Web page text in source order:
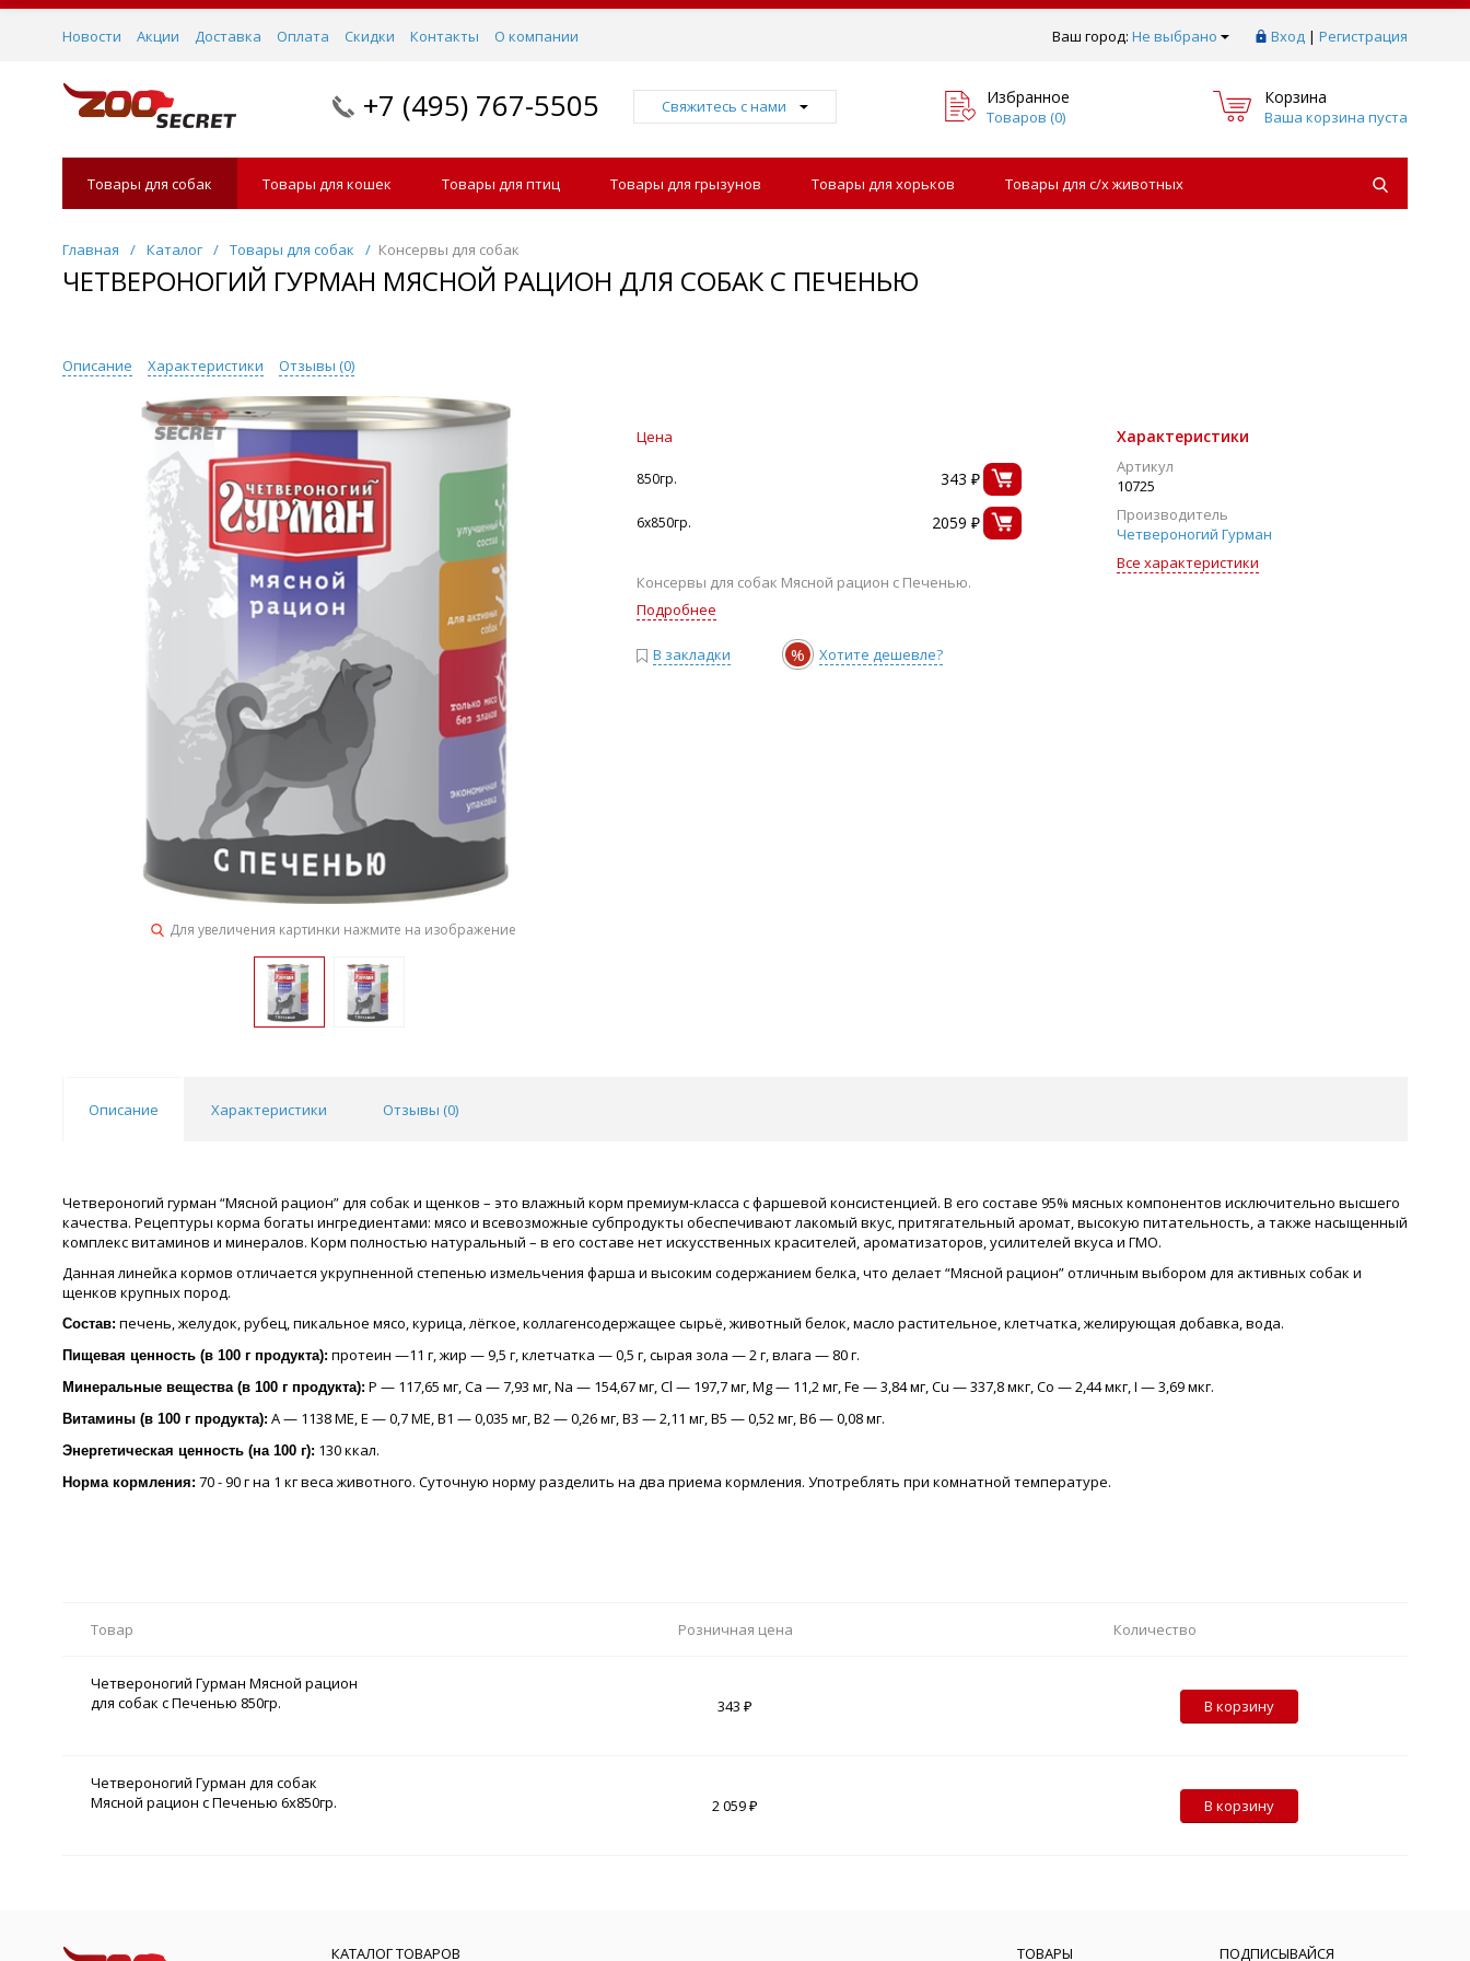
Ваш город: Не выбрано Вход | Регистрация
Новости Акции Доставка Оплата Скидки Контакты О компании
+7 (495) 767-5505 Свяжитесь с нами Избранное
Товаров (0)
Корзина
Ваша корзина пуста
Товары для собак Товары для кошек Товары для птиц Товары для грызунов Товары для хорьков Товары для с/х животных
Главная / Каталог / Товары для собак / Консервы для собак
ЧЕТВЕРОНОГИЙ ГУРМАН МЯСНОЙ РАЦИОН ДЛЯ СОБАК С ПЕЧЕНЬЮ
Описание Характеристики Отзывы (0)
Для увеличения картинки нажмите на изображение
Цена
850гр. 343 ₽
6х850гр. 2059 ₽
Характеристики
Артикул
10725
Производитель
Четвероногий Гурман
Все характеристики
Консервы для собак Мясной рацион с Печенью.
Подробнее
В закладки % Хотите дешевле?
Описание Характеристики Отзывы (0)
Четвероногий гурман “Мясной рацион” для собак и щенков – это влажный корм премиум-класса с фаршевой консистенцией. В его составе 95% мясных компонентов исключительно высшего
качества. Рецептуры корма богаты ингредиентами: мясо и всевозможные субпродукты обеспечивают лакомый вкус, притягательный аромат, высокую питательность, а также насыщенный
комплекс витаминов и минералов. Корм полностью натуральный – в его составе нет искусственных красителей, ароматизаторов, усилителей вкуса и ГМО.
Данная линейка кормов отличается укрупненной степенью измельчения фарша и высоким содержанием белка, что делает “Мясной рацион” отличным выбором для активных собак и
щенков крупных пород.
Состав: печень, желудок, рубец, пикальное мясо, курица, лёгкое, коллагенсодержащее сырьё, животный белок, масло растительное, клетчатка, желирующая добавка, вода.
Пищевая ценность (в 100 г продукта): протеин —11 г, жир — 9,5 г, клетчатка — 0,5 г, сырая зола — 2 г, влага — 80 г.
Минеральные вещества (в 100 г продукта): P — 117,65 мг, Ca — 7,93 мг, Na — 154,67 мг, Cl — 197,7 мг, Mg — 11,2 мг, Fe — 3,84 мг, Cu — 337,8 мкг, Co — 2,44 мкг, I — 3,69 мкг.
Витамины (в 100 г продукта): А — 1138 МЕ, Е — 0,7 МЕ, В1 — 0,035 мг, В2 — 0,26 мг, В3 — 2,11 мг, В5 — 0,52 мг, В6 — 0,08 мг.
Энергетическая ценность (на 100 г): 130 ккал.
Норма кормления: 70 - 90 г на 1 кг веса животного. Суточную норму разделить на два приема кормления. Употреблять при комнатной температуре.
Товар Розничная цена Количество
Четвероногий Гурман Мясной рацион
для собак с Печенью 850гр.
343 ₽ В корзину
Четвероногий Гурман для собак
Мясной рацион с Печенью 6х850гр.
2 059 ₽ В корзину
КАТАЛОГ ТОВАРОВ ТОВАРЫ ПОДПИСЫВАЙСЯ